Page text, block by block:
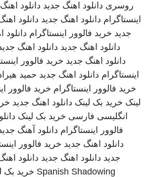
روسری دانلود اهنگ جدید دانلود
اینستاگرام دانلود اهنگ جدید دانلود
جدید خرید فالوور اینستاگرام دانلود
دانلود اهنگ جدید دانلود اهنگ
دانلود اهنگ جدید خرید فالوور
اینستاگرام دانلود اهنگ جدید حمید
خرید فالوور اینستاگرام خرید فالوور
لینک خرید بک لینک دانلود اهنگ جدید
انگلیسی فارسی خرید بک لینک
فالوور اینستاگرام دانلود آهنگ
دانلود اهنگ جدید خرید فالوور
جدید دانلود اهنگ جدید دانلود
Spanish Shadowing خرید بک